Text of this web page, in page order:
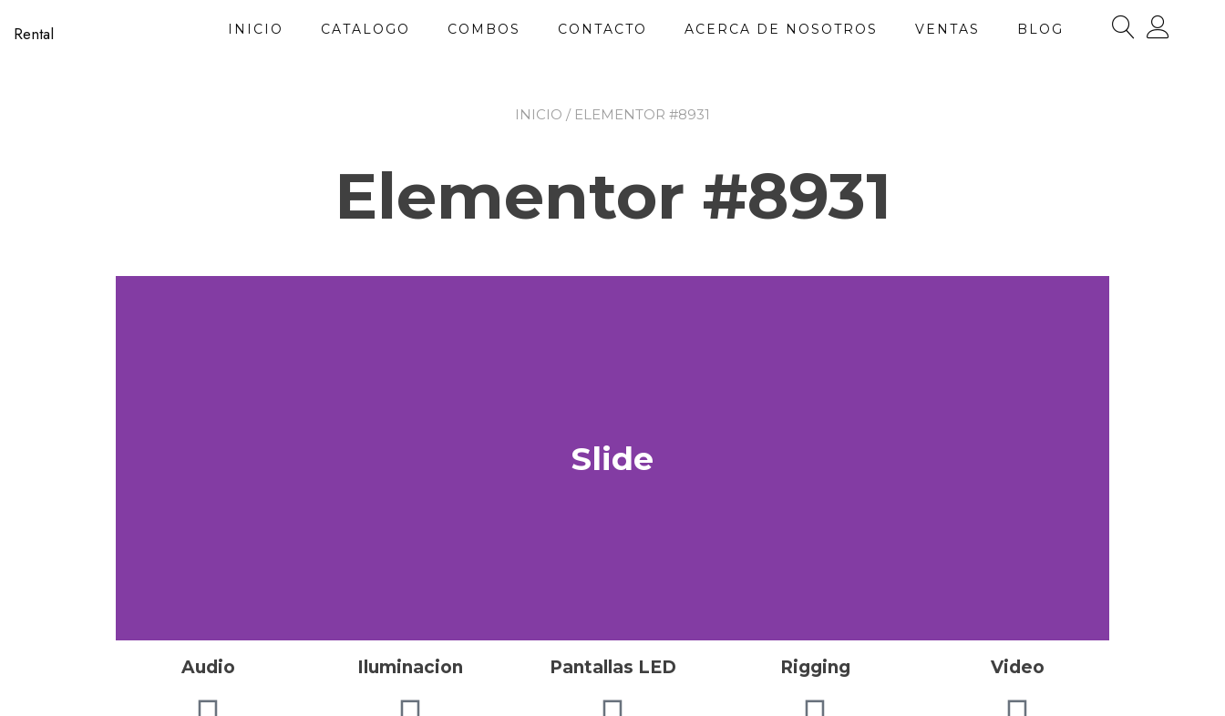
Rental INICIO CATALOGO COMBOS CONTACTO ACERCA DE NOSOTROS VENTAS BLOG
INICIO / ELEMENTOR #8931
Elementor #8931
Slide
Audio Iluminacion Pantallas LED Rigging Video